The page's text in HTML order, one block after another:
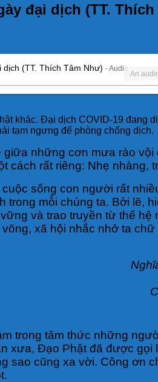
đại dịch (TT. Thích
(TT. Thích Tâm Như) - Audio
An
khác. Đại dịch COVID-19 đang
tạm ngưng để phòng chống dịch.
những cơn mưa rào
cách rất riêng: Nhẹ
sống con người rất
trong mỗi chúng ta. Bởi lẽ,
và trao truyền từ thế
xã hội nhắc nhở ta
trong tâm thức những
xưa, Đạo Phật đã được gọi
sao cũng xa vời. Công ơn